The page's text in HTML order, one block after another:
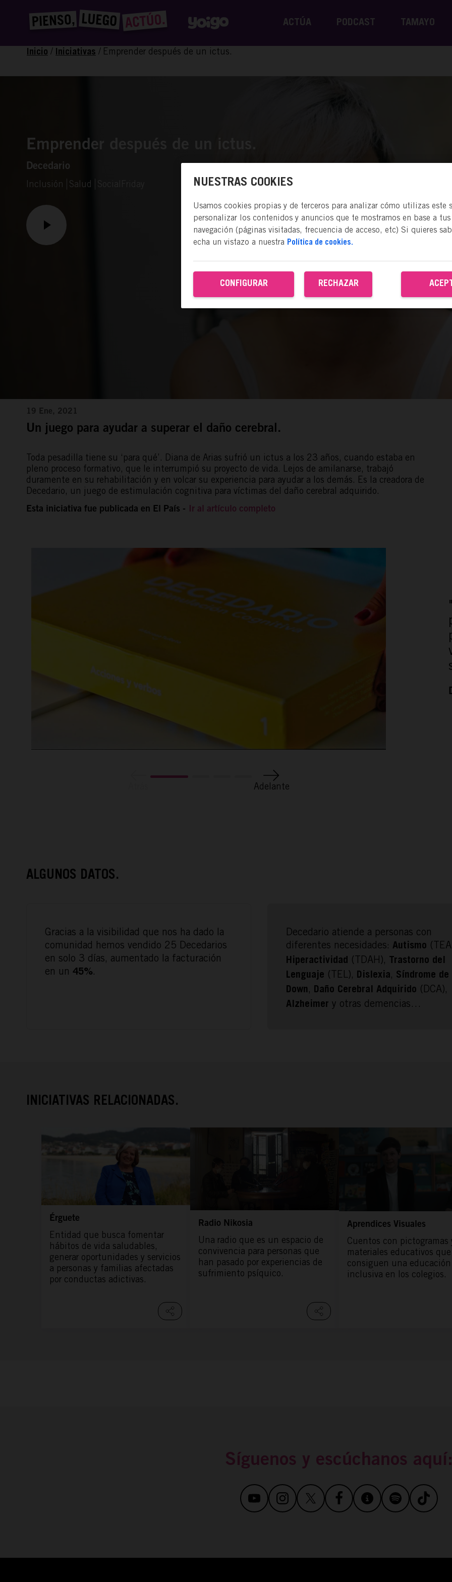
ACTÚA PODCAST TAMAYO
Inicio / Iniciativas / Emprender después de un ictus.
Emprender después de un ictus.
Decedario
Inclusión Salud
19 Ene, 2021
Un juego para ayudar a superar el daño cerebral.
Toda pesadilla tiene su ‘para qué’. Diana de Arias sufrió un ictus a los 23 años, cuando estaba en
pleno proceso formativo, que le interrumpió su proyecto de vida. Lejos de amilanarse, trabajó
duramente en su rehabilitación y en volcar su experiencia para ayudar a los demás. Es la creadora de
Decedario, un juego de estimulación cognitiva para víctimas del daño cerebral adquirido.
Esta iniciativa fue publicada en El País - Ir al artículo completo
Adelante
ALGUNOS DATOS.
Gracias a la visibilidad que nos ha dado la
comunidad hemos vendido 25 Decedarios
en solo 3 días, aumentado la facturación
en un 45%.
Decedario atiende a personas con
diferentes necesidades: Autismo
Hiperactividad (TDAH),
Trastorno del
Lenguaje (TEL), Dislexia, Síndrome de
Down , Daño Cerebral Adquirido (DCA),
Alzheimer y otras demencias…
INICIATIVAS RELACIONADAS.
Érguete
Entidad que busca fomentar
hábitos de vida saludables,
generar oportunidades y servicios
a personas y familias afectadas
por conductas adictivas.
Radio Nikosia
Una radio que es un espacio de
convivencia para personas que
han pasado por experiencias de
sufrimiento psíquico.
Aprendices Visuales
Cuentos con pictogramas
materiales educativos que
consiguen una educación
inclusiva en los colegios.
Síguenos y escúchanos
NUESTRAS COOKIES
Usamos cookies propias y de terceros para analizar cómo utilizas este
personalizar los contenidos y anuncios que te mostramos en base a
navegación (páginas visitadas, frecuencia de acceso, etc) Si quieres
echa un vistazo a nuestra Política de cookies.
RECHAZAR
CONFIGURAR